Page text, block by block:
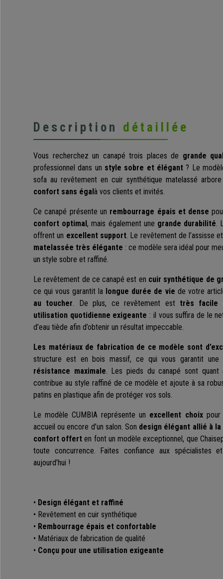
Description détaillée
Vous recherchez un canapé trois places de grande
professionnel dans un style sobre et élégant ? Le
sofa au revêtement en cuir synthétique matelassé arbore
confort sans égalà vos clients et invités.
Ce canapé présente un rembourrage épais et dense
confort optimal, mais également une grande durabilité.
offrent un excellent support. Le revêtement de l’assisse
matelassée très élégante : ce modèle sera idéal pour
un style sobre et raffiné.
Le revêtement de ce canapé est en cuir synthétique de
ce qui vous garantit la longue durée de vie de votre
au toucher. De plus, ce revêtement est très facile
utilisation quotidienne exigeante : il vous suffira de le
d’eau tiède afin d’obtenir un résultat impeccable.
Les matériaux de fabrication de ce modèle sont
structure est en bois massif, ce qui vous garantit une
résistance maximale. Les pieds du canapé sont
contribue au style raffiné de ce modèle et ajoute à sa
patins en plastique afin de protéger vos sols.
Le modèle CUMBIA représente un excellent choixpour
accueil ou encore d’un salon. Son design élégant allié à
confort offert en font un modèle exceptionnel, que
toute concurrence. Faites confiance aux spécialistes
aujourd’hui !
• Design élégant et raffiné
• Revêtement en cuir synthétique
• Rembourrage épais et confortable
• Matériaux de fabrication de qualité
• Conçu pour une utilisation exigeante